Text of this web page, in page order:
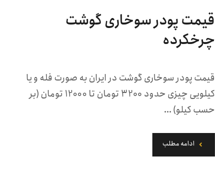
قیمت پودر سوخاری گوشت
چرخکرده
قیمت پودر سوخاری گوشت در ایران به صورت فله و یا
کیلویی چیزی حدود 3200 تومان تا 12000 تومان (بر
حسب کیلو) ...
ادامه مطلب